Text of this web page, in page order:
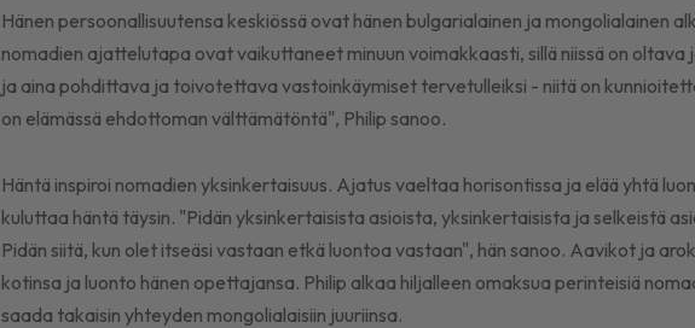
Hänen persoonallisuutensa keskiössä ovat hänen bulgarialainen ja mongolialainen
nomadien ajattelutapa ovat vaikuttaneet minuun voimakkaasti, sillä niissä on oltava
ja aina pohdittava ja toivotettava vastoinkäymiset tervetulleiksi - niitä on
on elämässä ehdottoman välttämätöntä", Philip sanoo.
Häntä inspiroi nomadien yksinkertaisuus. Ajatus vaeltaa horisontissa ja elää yhtä
kuluttaa häntä täysin. "Pidän yksinkertaisista asioista, yksinkertaisista ja selkeistä
Pidän siitä, kun olet itseäsi vastaan etkä luontoa vastaan", hän sanoo. Aavikot ja
kotinsa ja luonto hänen opettajansa. Philip alkaa hiljalleen omaksua perinteisiä
saada takaisin yhteyden mongolialaisiin juuriinsa.